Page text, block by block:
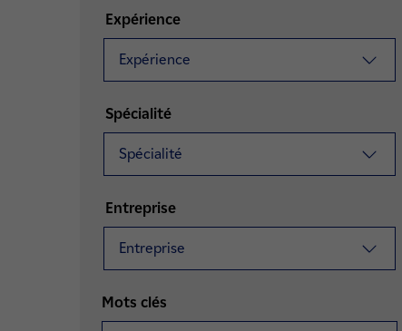
Expérience
Expérience
Spécialité
Spécialité
Entreprise
Entreprise
Mots clés